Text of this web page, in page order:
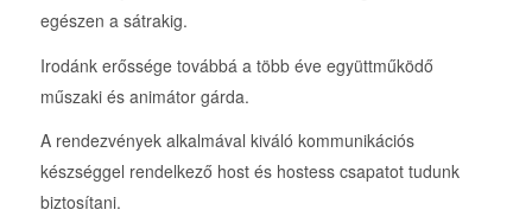
egészen a sátrakig.
Irodánk erőssége továbbá a több éve együttműködő
műszaki és animátor gárda.
A rendezvények alkalmával kiváló kommunikációs
készséggel rendelkező host és hostess csapatot tudunk
biztosítani.